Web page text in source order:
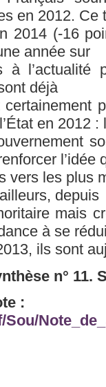
en 2012. Ce
2014 (-16
année sur
à l’actualité
déjà
en 2012 :
l’idée
vers les plus
depuis
mais
à se
ils sont
n° 11.
: